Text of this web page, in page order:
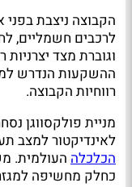
הקבוצה ניצבת
לרכבים חשמליים,
וגוברת מצד
ההשקעות הנדרש
רווחיות הקבוצה.
מניית פולקסווגן
לאינדיקטור למצב
הכלכלההעולמית.
כחלק מחשיפה